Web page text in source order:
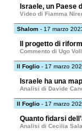
Israele, un Paese
Video di Fiamma
Shalom - 17 marzo
Il progetto di
Commento di Ugo
Il Foglio - 17 marzo
Israele ha una
Analisi di Davide
Il Foglio - 17 marzo
Quanto fidarsi
Analisi di Cecilia Sala